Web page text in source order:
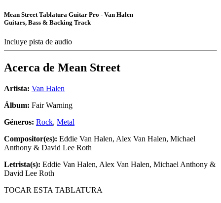
Mean Street Tablatura Guitar Pro - Van Halen
Guitars, Bass & Backing Track
Incluye pista de audio
Acerca de Mean Street
Artista: Van Halen
Álbum: Fair Warning
Géneros: Rock, Metal
Compositor(es): Eddie Van Halen, Alex Van Halen, Michael
Anthony & David Lee Roth
Letrista(s): Eddie Van Halen, Alex Van Halen, Michael Anthony &
David Lee Roth
TOCAR ESTA TABLATURA